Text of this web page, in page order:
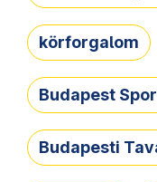
körforgalom
Budapest
Budapesti